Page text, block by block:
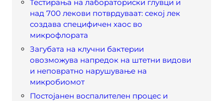
Тестирања на лабораториски глувци и
над 700 лекови потврдуваат: секој лек
создава специфичен хаос во
микрофлората
Загубата на клучни бактерии
овозможува напредок на штетни видови
и неповратно нарушување на
микробиомот
Постојанен воспалителен процес и